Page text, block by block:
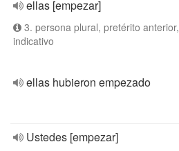
ellas [empezar]
3. persona plural, pretérito anterior,
indicativo
ellas hubieron empezado
Ustedes [empezar]